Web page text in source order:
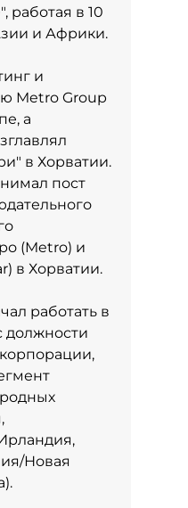
работая в 10
и Африки.
и
Metro Group
а
в Хорватии.
пост
(Metro) и
в Хорватии.
работать в
должности
Новая